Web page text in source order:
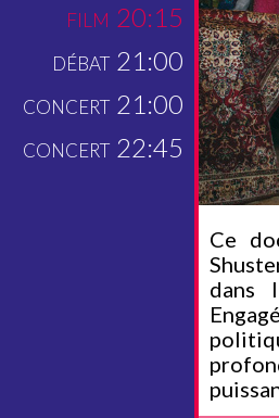
FILM 20:15
DÉBAT 21:00
CONCERT 21:00
CONCERT 22:45
Ce
dans